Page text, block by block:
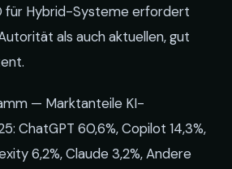
für Hybrid-Systeme erfordert
als auch aktuellen, gut
— Marktanteile KI-
ChatGPT 60,6%, Copilot 14,3%,
6,2%, Claude 3,2%, Andere